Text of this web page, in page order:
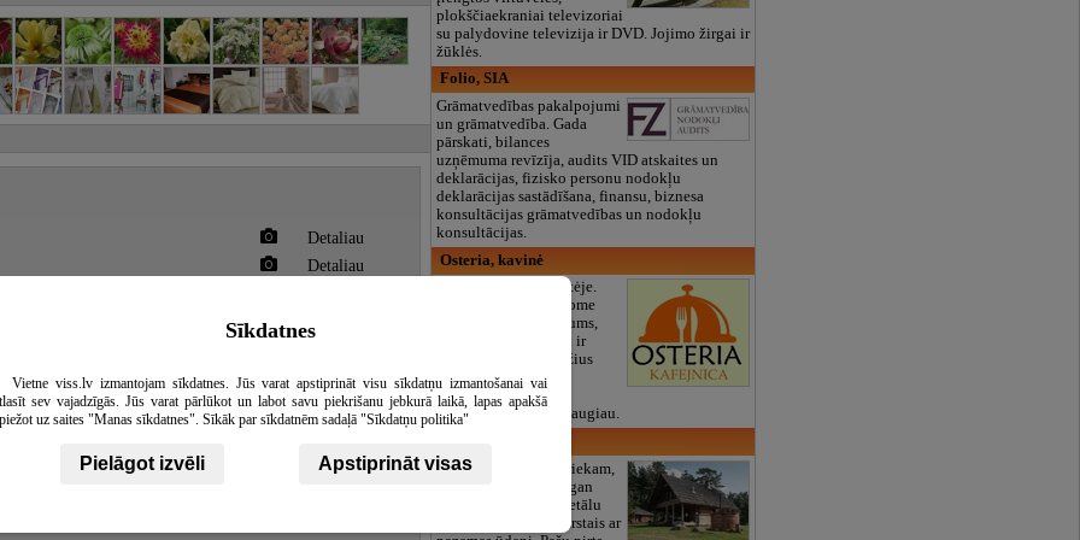
Detaliau
Detaliau
Detaliau
Detaliau
plokščiaekraniai televizoriai
su palydovine televizija ir DVD. Jojimo žirgai ir
žūklės.
Folio, SIA
Grāmatvedības pakalpojumi
un grāmatvedība. Gada
pārskati, bilances
uzņēmuma revīzīja, audits VID atskaites un
deklarācijas, fizisko personu nodokļu
deklarācijas sastādīšana, finansu, biznesa
konsultācijas grāmatvedības un nodokļu
konsultācijas.
Osteria, kavinė
Esame kavinė Aizputėje.
Darbo dienomis siūlome
karštą patiekalą pietums,
taip pat gausų meniu ir
elegantiškus bei gražius
stalviršius šventėms,
įskaitant vestuves,
gimtadienius ir dar daugiau.
Pirts Asni Lilastē - priekam,
atpūtai un veselībai gan
ziemā, gan vasarā. Netālu
jūra. Koka kubls - karstais ar
Sīkdatnes
Vietne viss.lv izmantojam sīkdatnes. Jūs varat apstiprināt visu sīkdatņu izmantošanai vai
sev vajadzīgās. Jūs varat pārlūkot un labot savu piekrišanu jebkurā laikā, lapas apakšā
uz saites "Manas sīkdatnes". Sīkāk par sīkdatnēm sadaļā "Sīkdatņu politika"
Pielāgot izvēli Apstiprināt visas